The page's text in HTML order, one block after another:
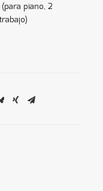
(para piano, 2